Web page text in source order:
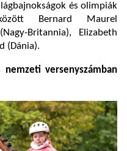
és olimpiák
Bernard Maurel
Britannia), Elizabeth
(Dánia).
versenyszámban